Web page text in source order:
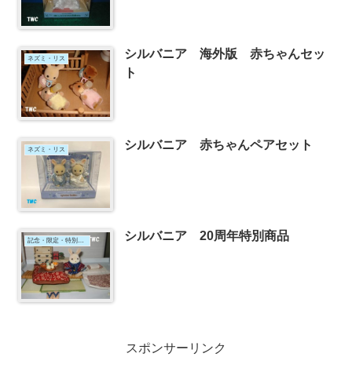
ネズミ・リス
シルバニア 海外版 赤ちゃんセッ
ト
ネズミ・リス シルバニア 赤ちゃんペアセット
記念・限定・特別なセット シルバニア 20周年特別商品
スポンサーリンク